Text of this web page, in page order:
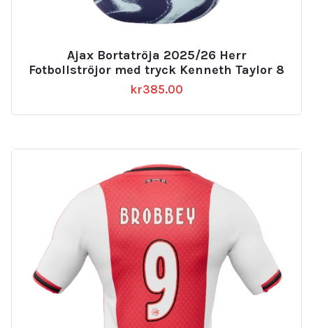
Ajax Bortatröja 2025/26 Herr
Fotbollströjor med tryck Kenneth Taylor 8
kr385.00